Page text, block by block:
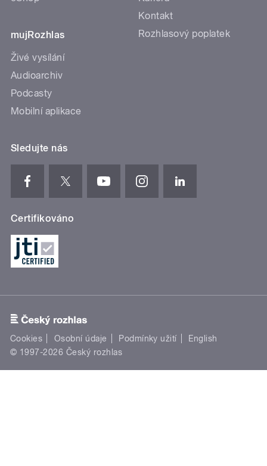
mujRozhlas
Živé vysílání
Audioarchiv
Podcasty
Mobilní aplikace
Kontakt
Rozhlasový poplatek
Sledujte nás
Certifikováno
Cookies Osobní údaje Podmínky užití
English
© 1997-2026 Český rozhlas